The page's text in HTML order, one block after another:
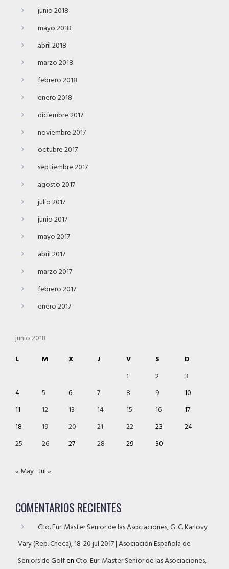
junio 2018
mayo 2018
abril 2018
marzo 2018
febrero 2018
enero 2018
diciembre 2017
noviembre 2017
octubre 2017
septiembre 2017
agosto 2017
julio 2017
junio 2017
mayo 2017
abril 2017
marzo 2017
febrero 2017
enero 2017
junio 2018
L
M X J V S
D
1
2
3
4
5 6 7 8 9
10
11
12 13 14 15 16
17
18
19 20 21 22 23
24
25
26 27 28 29 30
« May Jul »
COMENTARIOS RECIENTES
Cto. Eur. Master Senior de las Asociaciones, G. C. Karlovy
Vary (Rep. Checa), 18-20 jul 2017 | Asociación Española de
Seniors de GolfenCto. Eur. Master Senior de las Asociaciones,